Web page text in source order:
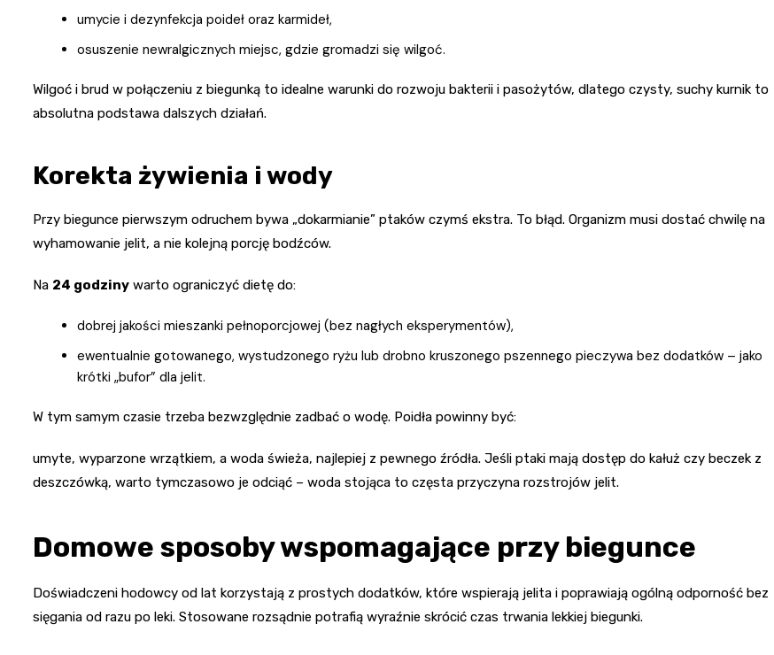
umycie i dezynfekcja poideł oraz karmideł,
osuszenie newralgicznych miejsc, gdzie gromadzi się wilgoć.
Wilgoć i brud w połączeniu z biegunką to idealne warunki do rozwoju bakterii i pasożytów, dlatego czysty, suchy kurnik to
absolutna podstawa dalszych działań.
Korekta żywienia i wody
Przy biegunce pierwszym odruchem bywa „dokarmianie” ptaków czymś ekstra. To błąd. Organizm musi dostać chwilę na
wyhamowanie jelit, a nie kolejną porcję bodźców.
Na 24 godziny warto ograniczyć dietę do:
dobrej jakości mieszanki pełnoporcjowej (bez nagłych eksperymentów),
ewentualnie gotowanego, wystudzonego ryżu lub drobno kruszonego pszennego pieczywa bez dodatków – jako
krótki „bufor” dla jelit.
W tym samym czasie trzeba bezwzględnie zadbać o wodę. Poidła powinny być:
umyte, wyparzone wrzątkiem, a woda świeża, najlepiej z pewnego źródła. Jeśli ptaki mają dostęp do kałuż czy beczek z
deszczówką, warto tymczasowo je odciąć – woda stojąca to częsta przyczyna rozstrojów jelit.
Domowe sposoby wspomagające przy biegunce
Doświadczeni hodowcy od lat korzystają z prostych dodatków, które wspierają jelita i poprawiają ogólną odporność bez
sięgania od razu po leki. Stosowane rozsądnie potrafią wyraźnie skrócić czas trwania lekkiej biegunki.